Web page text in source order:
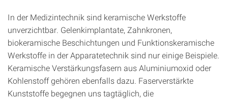
In der Medizintechnik sind keramische Werkstoffe
unverzichtbar. Gelenkimplantate, Zahnkronen,
biokeramische Beschichtungen und Funktionskeramische
Werkstoffe in der Apparatetechnik sind nur einige Beispiele.
Keramische Verstärkungsfasern aus Aluminiumoxid oder
Kohlenstoff gehören ebenfalls dazu. Faserverstärkte
Kunststoffe begegnen uns tagtäglich, die